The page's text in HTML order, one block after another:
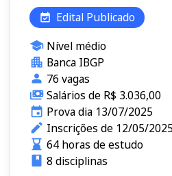
Edital Publicado
Nível médio
Banca IBGP
76 vagas
Salários de R$ 3.036,00
Prova dia 13/07/2025
Inscrições de 12/05/
64 horas de estudo
8 disciplinas